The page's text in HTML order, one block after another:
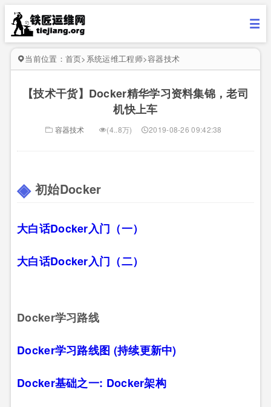
当前位置： 首页> 系统运维工程师>容器技术
【技术干货】Docker精华学习资料集锦，老司
机快上车
容器技术 (4..8万) 2019-08-26 09:42:38
初始Docker
大白话Docker入门（一）
大白话Docker入门（二）
Docker学习路线
Docker学习路线图 (持续更新中)
Docker基础之一: Docker架构